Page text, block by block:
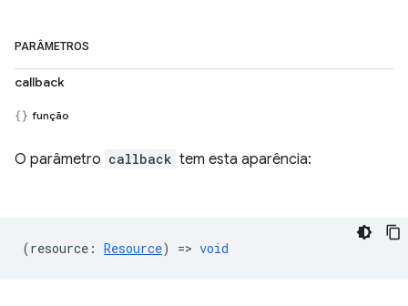
PARÂMETROS
callback
função
O parâmetro callback tem esta aparência:
(resource : Resource) => void